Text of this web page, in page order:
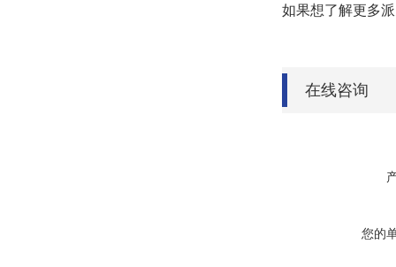
如果想了解更多
在线咨询
您的